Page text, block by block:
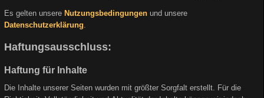
Es gelten unsere Nutzungsbedingungen und unsere
Datenschutzerklärung
Haftungsausschluss:
Haftung für Inhalte
Die Inhalte unserer Seiten wurden mit größter Sorgfalt erstellt. Für die